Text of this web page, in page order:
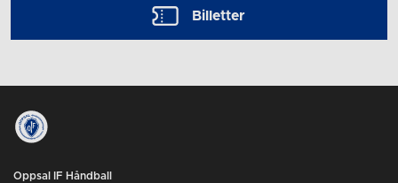
Billetter
Oppsal IF Håndball